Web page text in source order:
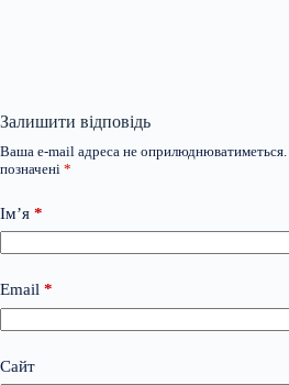
Залишити відповідь
Ваша e-mail адреса не оприлюднюватиметься.
позначені *
Ім’я *
Email *
Сайт